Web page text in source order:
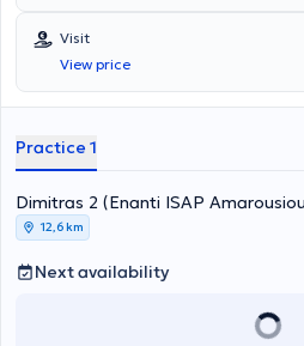
advanced technologies are adopted,
implementation of solutions fully
patients.
Visit
View price
Practice 1
Dimitras 2 (Enanti ISAP
12,6 km
Next availability